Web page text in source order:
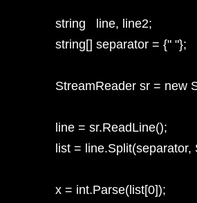
    string   line, line2;
    string[] separator = {" "};
StreamReader sr = new
    line = sr.ReadLine();
list =
    x = int.Parse(list[0]);